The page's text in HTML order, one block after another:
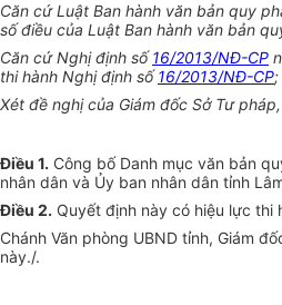
Căn cứ Luật Ban hành văn bản quy
số điều của Luật Ban hành văn bản
Căn cứ Nghị định số16/2013/NĐ-CP
thi hành Nghị định số16/2013/NĐ-CP;
Xét đề nghị của Giám đốc Sở Tư pháp,
Điều 1. Công bố Danh mục văn bản
nhân dân và Ủy ban nhân dân tỉnh
Điều 2. Quyết định này có hiệu lực thi
Chánh Văn phòng UBND tỉnh, Giám
này./.